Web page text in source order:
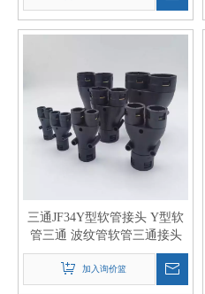
三通JF34Y型软管接头 Y型软
管三通 波纹管软管三通接头
加入询价篮